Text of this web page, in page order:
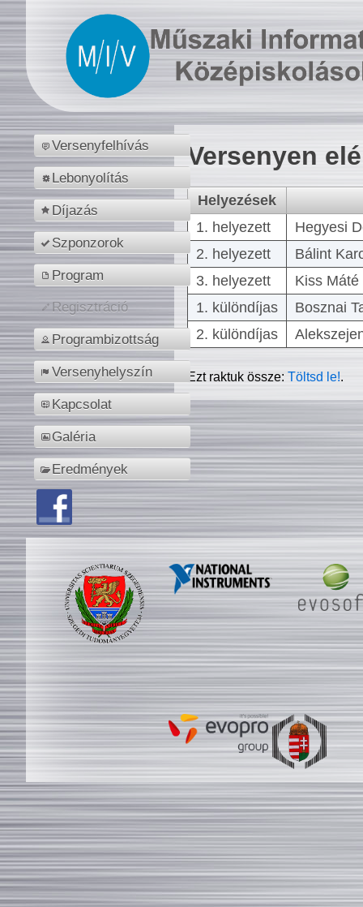
Versenyfelhívás
Lebonyolítás
Díjazás
Szponzorok
Program
Regisztráció
Programbizottság
Versenyhelyszín
Kapcsolat
Galéria
Eredmények
Versenyen
Helyezések
1. helyezett
Hegyesi
2. helyezett
Bálint
3. helyezett
Kiss
1. különdíjas
Bosznai
2. különdíjas
Ezt raktuk össze:Töltsd le!.